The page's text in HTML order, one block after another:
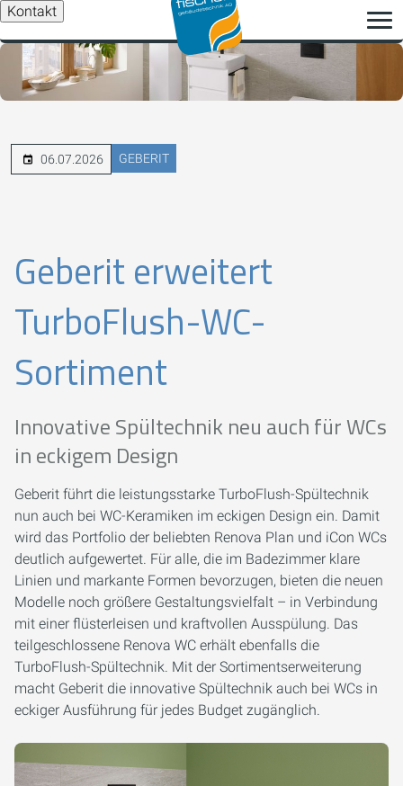
Kontakt
06.07.2026 GEBERIT
Geberit erweitert
TurboFlush-WC-
Sortiment
Innovative Spültechnik neu auch für WCs
in eckigem Design
Geberit führt die leistungsstarke TurboFlush-Spültechnik
nun auch bei WC-Keramiken im eckigen Design ein. Damit
wird das Portfolio der beliebten Renova Plan und iCon WCs
deutlich aufgewertet. Für alle, die im Badezimmer klare
Linien und markante Formen bevorzugen, bieten die neuen
Modelle noch größere Gestaltungsvielfalt – in Verbindung
mit einer flüsterleisen und kraftvollen Ausspülung. Das
teilgeschlossene Renova WC erhält ebenfalls die
TurboFlush-Spültechnik. Mit der Sortimentserweiterung
macht Geberit die innovative Spültechnik auch bei WCs in
eckiger Ausführung für jedes Budget zugänglich.